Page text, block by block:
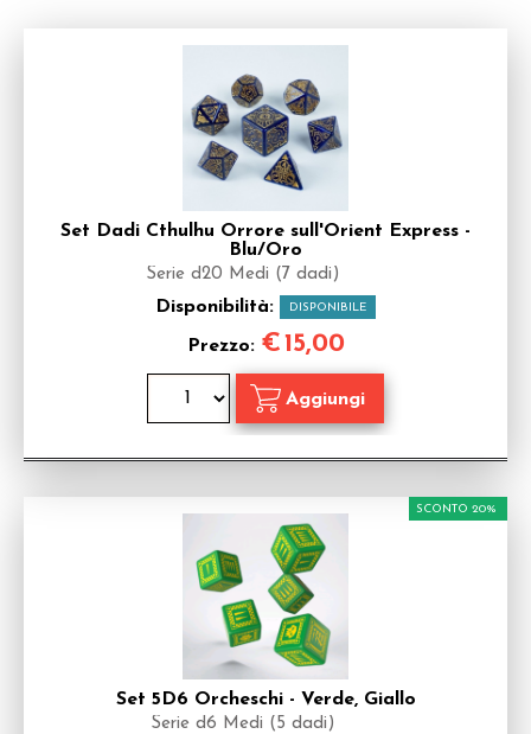
Set Dadi Cthulhu Orrore sull'Orient Express -
Blu/Oro
Serie d20 Medi (7 dadi)
Disponibilità: DISPONIBILE
Prezzo: €15,00
Set 5D6 Orcheschi - Verde, Giallo
Serie d6 Medi (5 dadi)
SCONTO 20%